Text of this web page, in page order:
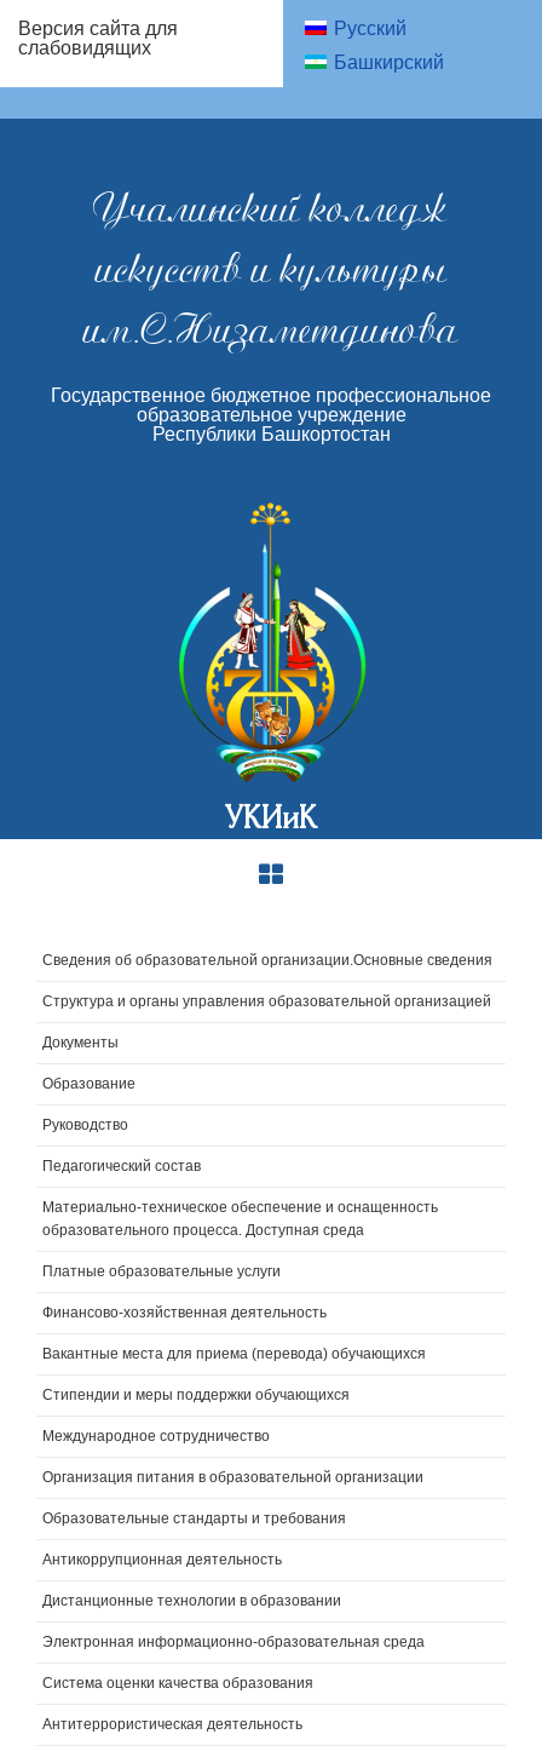
Версия сайта для
слабовидящих
Русский
Башкирский
Учалинский колледж
искусств и культуры
им.С.Низаметдинова
Государственное бюджетное профессиональное
образовательное учреждение
Республики Башкортостан
УКИиК
Сведения об образовательной организации.Основные сведения
Структура и органы управления образовательной организацией
Документы
Образование
Руководство
Педагогический состав
Материально-техническое обеспечение и оснащенность
образовательного процесса. Доступная среда
Платные образовательные услуги
Финансово-хозяйственная деятельность
Вакантные места для приема (перевода) обучающихся
Стипендии и меры поддержки обучающихся
Международное сотрудничество
Организация питания в образовательной организации
Образовательные стандарты и требования
Антикоррупционная деятельность
Дистанционные технологии в образовании
Электронная информационно-образовательная среда
Система оценки качества образования
Антитеррористическая деятельность